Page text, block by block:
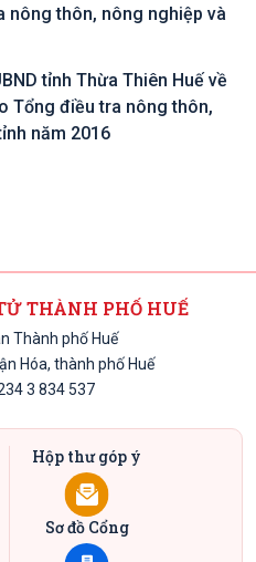
nông thôn, nông nghiệp và
tỉnh Thừa Thiên Huế về
Tổng điều tra nông thôn,
năm 2016
THÀNH PHỐ HUẾ
Thành phố Huế
Hóa, thành phố Huế
3 834 537
Hộp thư góp ý
Sơ đồ Cổng